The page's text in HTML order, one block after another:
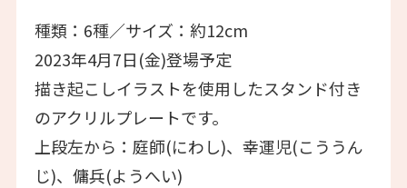
種類：6種／サイズ：約12cm
2023年4月7日(金)登場予定
描き起こしイラストを使用したスタンド付き
のアクリルプレートです。
上段左から：庭師(にわし)、幸運児(こううん
じ)、傭兵(ようへい)